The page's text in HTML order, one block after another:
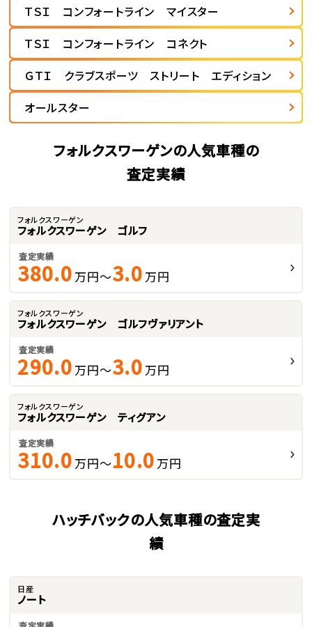
ＴＳＩ コンフォートライン マイスター
ＴＳＩ コンフォートライン コネクト
ＧＴＩ クラブスポーツ ストリート エディション
オールスター
フォルクスワーゲンの人気車種の
査定実績
フォルクスワーゲン
フォルクスワーゲン ゴルフ
査定実績
380.0 万円～3.0 万円
フォルクスワーゲン
フォルクスワーゲン ゴルフヴァリアント
査定実績
290.0 万円～3.0 万円
フォルクスワーゲン
フォルクスワーゲン ティグアン
査定実績
310.0 万円～10.0 万円
ハッチバックの人気車種の査定実
績
日産
ノート